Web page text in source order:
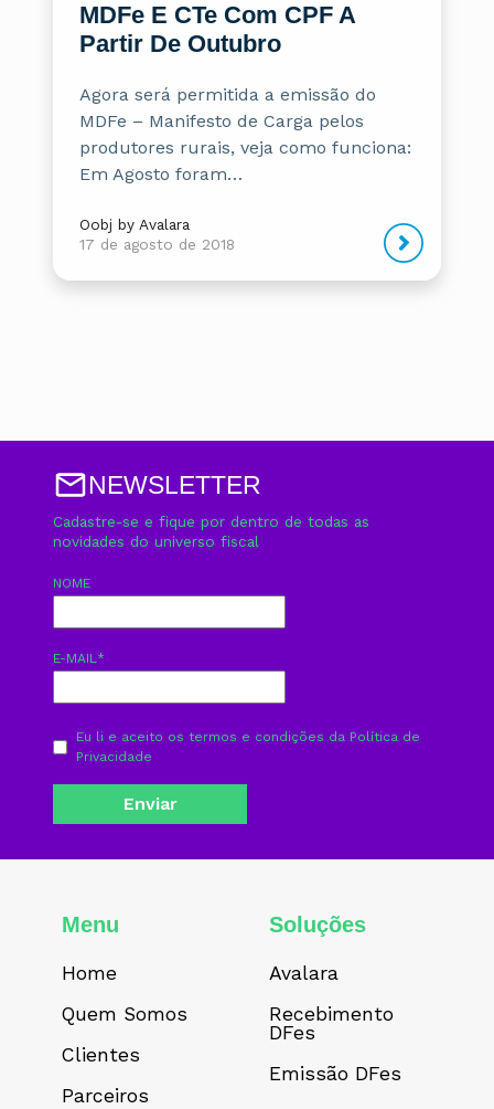
MDFe E CTe Com CPF A
Partir De Outubro
Agora será permitida a emissão do
MDFe – Manifesto de Carga pelos
produtores rurais, veja como funciona:
Em Agosto foram…
Oobj by Avalara
17 de agosto de 2018
NEWSLETTER
Cadastre-se e fique por dentro de todas as
novidades do universo fiscal
NOME
E-MAIL *
Eu li e aceito os termos e condições da Política de
Privacidade
Menu
Home
Quem Somos
Clientes
Parceiros
Soluções
Avalara
Recebimento
DFes
Emissão DFes